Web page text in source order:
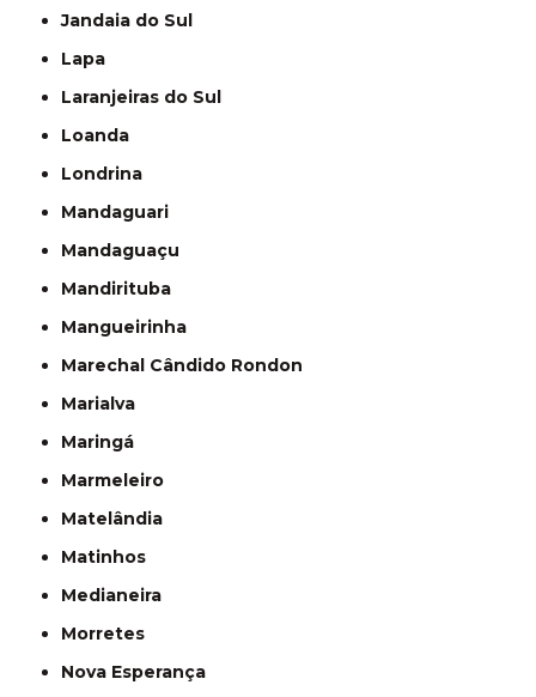
Jandaia do Sul
Lapa
Laranjeiras do Sul
Loanda
Londrina
Mandaguari
Mandaguaçu
Mandirituba
Mangueirinha
Marechal Cândido Rondon
Marialva
Maringá
Marmeleiro
Matelândia
Matinhos
Medianeira
Morretes
Nova Esperança